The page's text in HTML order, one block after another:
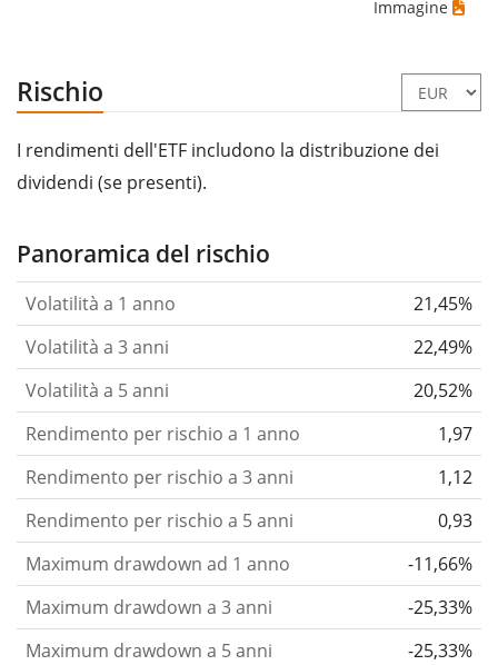
Immagine
Rischio
I rendimenti dell'ETF includono la distribuzione dei
dividendi (se presenti).
Panoramica del rischio
Volatilità a 1 anno
21,45%
Volatilità a 3 anni
22,49%
Volatilità a 5 anni
20,52%
Rendimento per rischio a 1 anno
1,97
Rendimento per rischio a 3 anni
1,12
Rendimento per rischio a 5 anni
0,93
Maximum drawdown ad 1 anno
-11,66%
Maximum drawdown a 3 anni
-25,33%
Maximum drawdown a 5 anni
-25,33%